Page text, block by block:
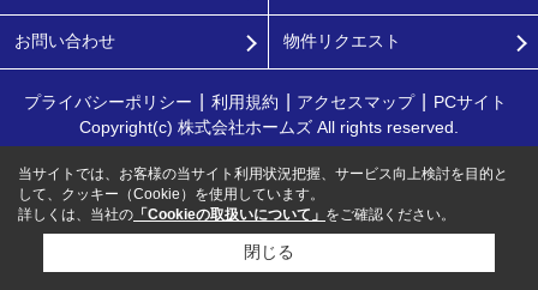
お問い合わせ 物件リクエスト
プライバシーポリシー 利用規約 アクセスマップ
PCサイト
Copyright(c) 株式会社ホームズ All rights reserved.
当サイトでは、お客様の当サイト利用状況把握、サービス向上検討を目的と
して、クッキー（Cookie）を使用しています。
詳しくは、当社の 「Cookieの取扱いについて」 をご確認ください。
閉じる